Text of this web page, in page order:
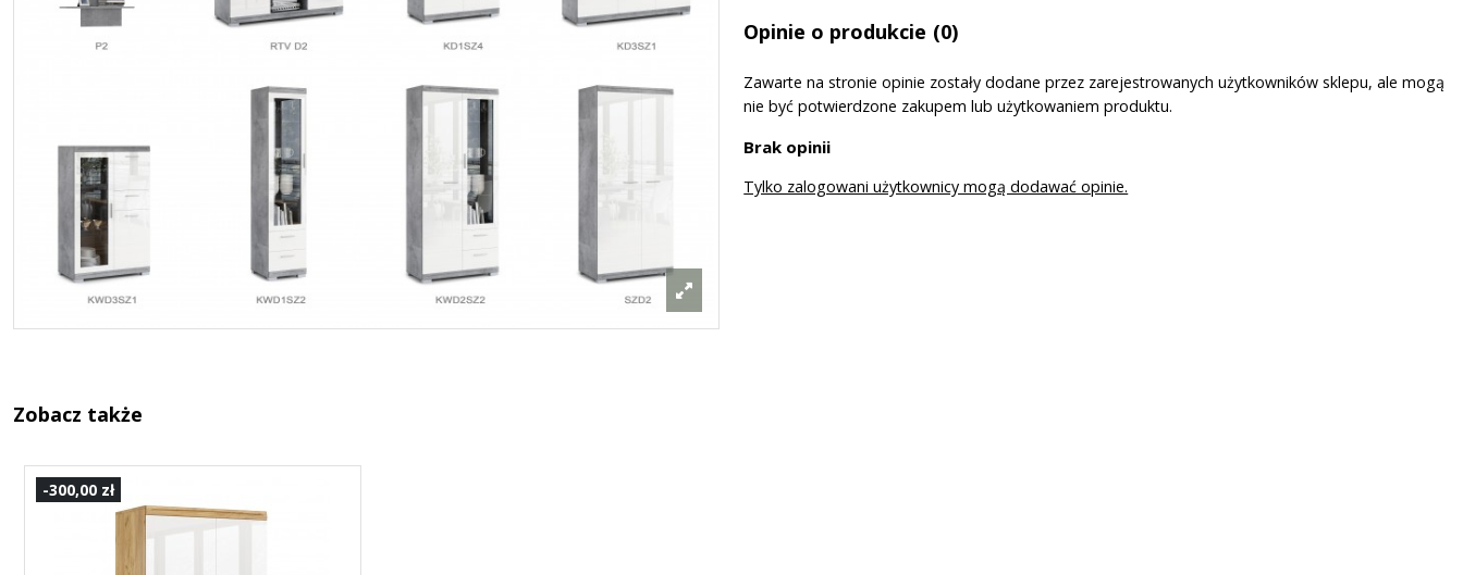
Opinie o produkcie (0)
Zawarte na stronie opinie zostały dodane przez zarejestrowanych użytkowników sklepu, ale mogą
nie być potwierdzone zakupem lub użytkowaniem produktu.
Brak opinii
Tylko zalogowani użytkownicy mogą dodawać opinie.
Zobacz także
-300,00 zł